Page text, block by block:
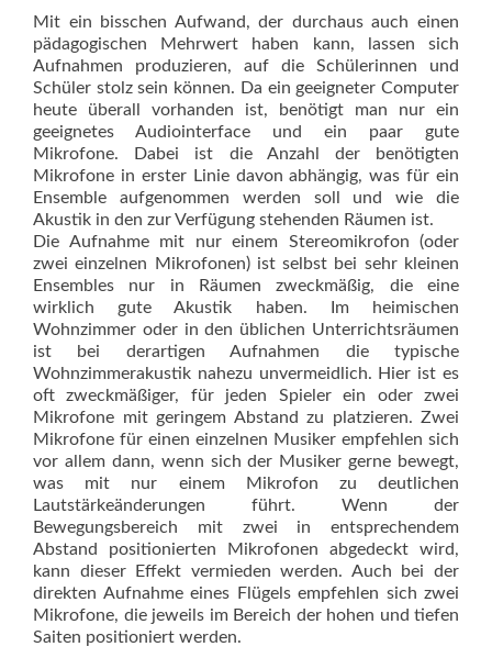
Mit ein bisschen Aufwand, der durchaus auch einen
pädagogischen Mehrwert haben kann, lassen sich
Aufnahmen produzieren, auf die Schülerinnen und
Schüler stolz sein können. Da ein geeigneter Computer
heute überall vorhanden ist, benötigt man nur ein
geeignetes Audiointerface und ein paar gute
Mikrofone. Dabei ist die Anzahl der benötigten
Mikrofone in erster Linie davon abhängig, was für ein
En­semb­le aufgenommen werden soll und wie die
Akustik in den zur Verfügung stehenden Räumen ist.
Die Aufnahme mit nur einem Stereomik­rofon (oder
zwei einzelnen Mikrofonen) ist selbst bei sehr kleinen
Ensembles nur in Räumen zweckmäßig, die eine
wirklich gute Akustik haben. Im heimischen
Wohnzimmer oder in den üblichen Unterrichtsräumen
ist bei derartigen Aufnahmen die typische
Wohnzimmerakustik nahezu unvermeidlich. Hier ist es
oft zweckmäßiger, für jeden Spieler ein oder zwei
Mikrofone mit geringem Abstand zu platzieren. Zwei
Mikrofone für einen einzelnen Musiker empfehlen sich
vor allem dann, wenn sich der Musiker gerne bewegt,
was mit nur ­einem Mikrofon zu deutlichen
Lautstärkeänderungen führt. Wenn der
Bewegungsbereich mit zwei in entsprechendem
Abstand positionierten Mikrofonen abgedeckt wird,
kann dieser Effekt vermieden werden. Auch bei der
direkten Aufnahme eines Flügels empfehlen sich zwei
Mikrofone, die jeweils im Bereich der hohen und tiefen
Saiten positioniert werden.